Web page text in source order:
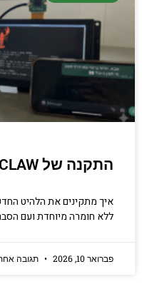
התקנה של OPENCLAW על רספברי פיי
איך מתקינים את הלהיט
ללא חומרה מיוחדת ועם
פברואר 10, 2026 תגובה